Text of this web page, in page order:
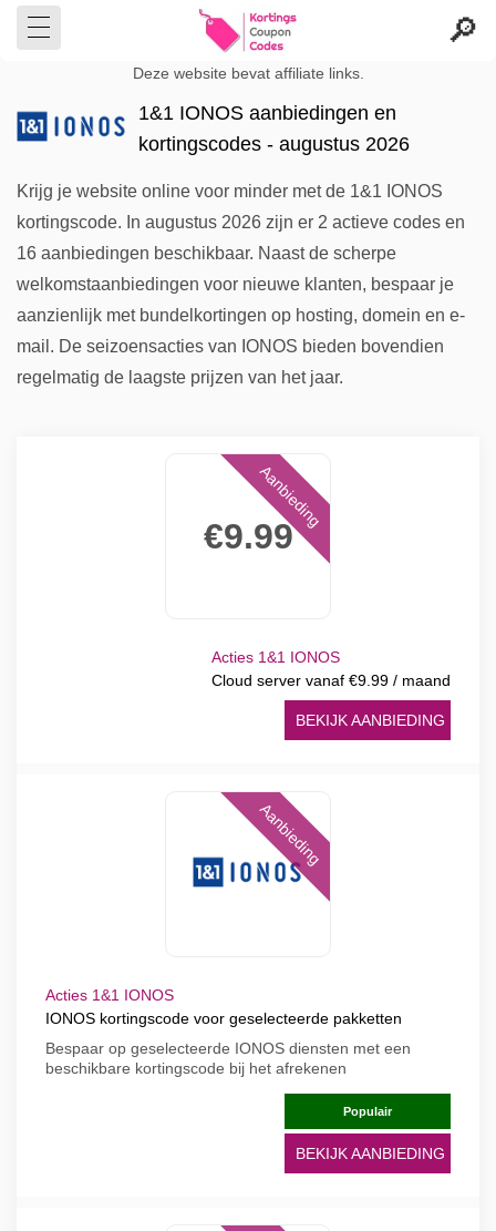
Deze website bevat affiliate links.
1&1 IONOS aanbiedingen en
kortingscodes - augustus 2026
Krijg je website online voor minder met de 1&1 IONOS
kortingscode. In augustus 2026 zijn er 2 actieve codes en
16 aanbiedingen beschikbaar. Naast de scherpe
welkomstaanbiedingen voor nieuwe klanten, bespaar je
aanzienlijk met bundelkortingen op hosting, domein en e-
mail. De seizoensacties van IONOS bieden bovendien
regelmatig de laagste prijzen van het jaar.
€9.99
Aanbieding
Acties 1&1 IONOS
Cloud server vanaf €9.99 / maand
BEKIJK AANBIEDING
Aanbieding
Acties 1&1 IONOS
IONOS kortingscode voor geselecteerde pakketten
Bespaar op geselecteerde IONOS diensten met een
beschikbare kortingscode bij het afrekenen
Populair
BEKIJK AANBIEDING